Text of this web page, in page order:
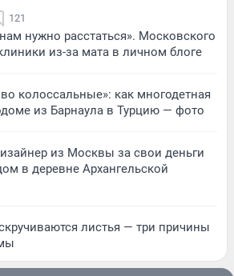
121
нужно расстаться». Московского
из-за мата в личном блоге
колоссальные»: как многодетная
из Барнаула в Турцию — фото
из Москвы за свои деньги
в деревне Архангельской
листья — три причины